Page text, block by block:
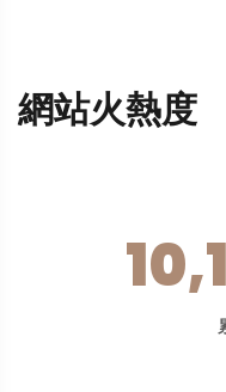
網站火熱度